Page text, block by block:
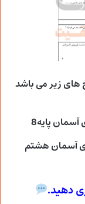
های زیر می باشد
پایه8
آسمان هشتم
دهید.